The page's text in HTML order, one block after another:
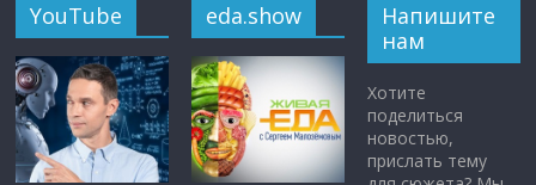
YouTube eda.show
Напишите
нам
Хотите
поделиться
новостью,
прислать тему